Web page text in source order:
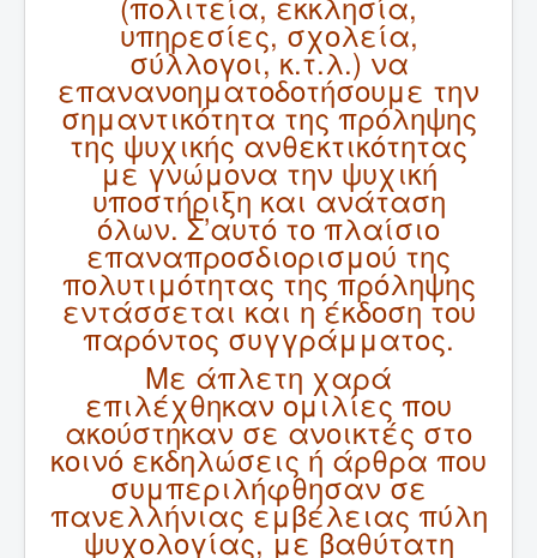
υπηρεσίες, σχολεία,
σύλλογοι, κ.τ.λ.) να
επανανοηματοδοτήσουμε την
σημαντικότητα της πρόληψης
της ψυχικής ανθεκτικότητας
με γνώμονα την ψυχική
υποστήριξη και ανάταση
όλων. Σ’αυτό το πλαίσιο
επαναπροσδιορισμού της
πολυτιμότητας της πρόληψης
εντάσσεται και η έκδοση του
παρόντος συγγράμματος.
Με άπλετη χαρά
επιλέχθηκαν ομιλίες που
ακούστηκαν σε ανοικτές στο
κοινό εκδηλώσεις ή άρθρα που
συμπεριλήφθησαν σε
πανελλήνιας εμβέλειας πύλη
ψυχολογίας, με βαθύτατη